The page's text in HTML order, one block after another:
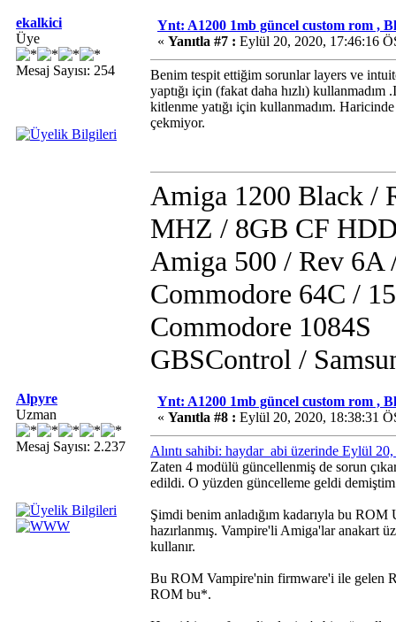
ekalkici
Üye
Mesaj Sayısı: 254
Ynt: A1200 1mb güncel custom rom ,
« Yanıtla #7 : Eylül 20, 2020, 17:46:16
Benim tespit ettiğim sorunlar layers ve
yaptığı için (fakat daha hızlı)
kitlenme yatığı için kullanmadım.
çekmiyor.
Amiga 1200 Black /
MHZ / 8GB CF
Amiga 500 / Rev
Commodore 64C /
Commodore 1084S
GBSControl /
Alpyre
Uzman
Mesaj Sayısı: 2.237
Ynt: A1200 1mb güncel custom rom ,
« Yanıtla #8 : Eylül 20, 2020, 18:38:31
Alıntı sahibi: haydar_abi üzerinde Eylül
Zaten 4 modülü güncellenmiş de sorun
edildi. O yüzden güncelleme geldi
Şimdi benim anladığım kadarıyla bu
hazırlanmış. Vampire'li Amiga'lar anakart
kullanır.
Bu ROM Vampire'nin firmware'i ile gelen
ROM bu*.